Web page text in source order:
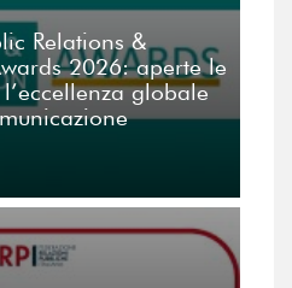
Relations &
2026: aperte le
globale